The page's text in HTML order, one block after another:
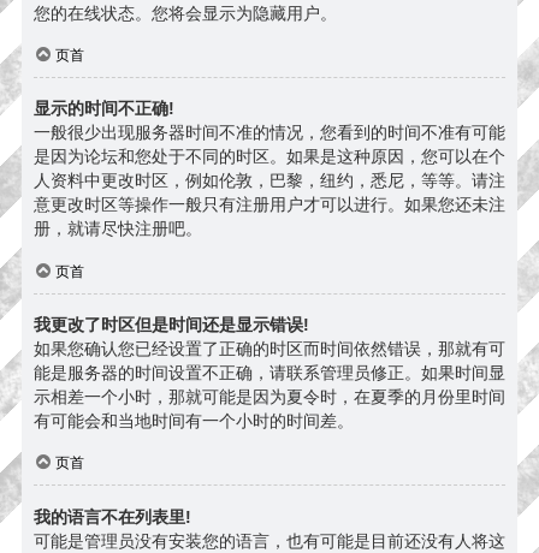
您的在线状态。您将会显示为隐藏用户。
页首
显示的时间不正确!
一般很少出现服务器时间不准的情况，您看到的时间不准有可能
是因为论坛和您处于不同的时区。如果是这种原因，您可以在个
人资料中更改时区，例如伦敦，巴黎，纽约，悉尼，等等。请注
意更改时区等操作一般只有注册用户才可以进行。如果您还未注
册，就请尽快注册吧。
页首
我更改了时区但是时间还是显示错误!
如果您确认您已经设置了正确的时区而时间依然错误，那就有可
能是服务器的时间设置不正确，请联系管理员修正。如果时间显
示相差一个小时，那就可能是因为夏令时，在夏季的月份里时间
有可能会和当地时间有一个小时的时间差。
页首
我的语言不在列表里!
可能是管理员没有安装您的语言，也有可能是目前还没有人将这